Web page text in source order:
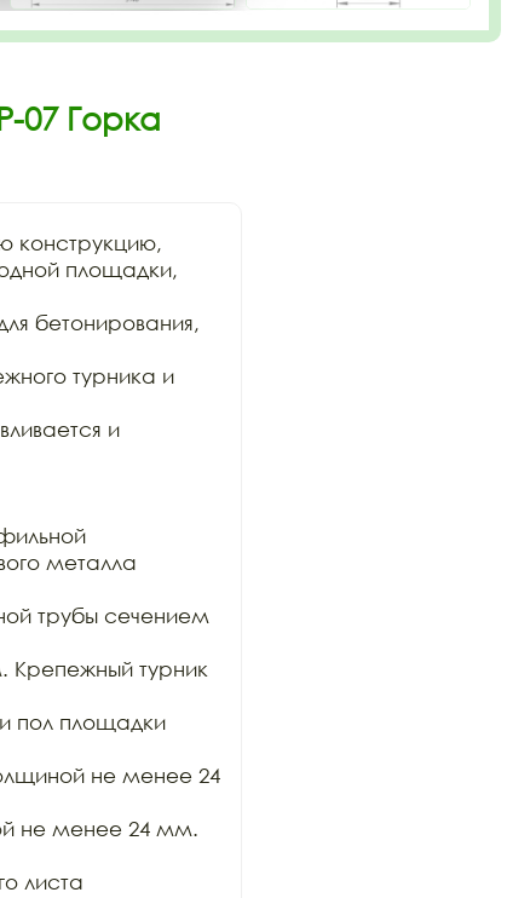
07 Горка
конструкцию,
площадки,
бетонирования,
турника и
и
металла
трубы сечением
Крепежный турник
пол площадки
не менее 24
не менее 24 мм.
листа